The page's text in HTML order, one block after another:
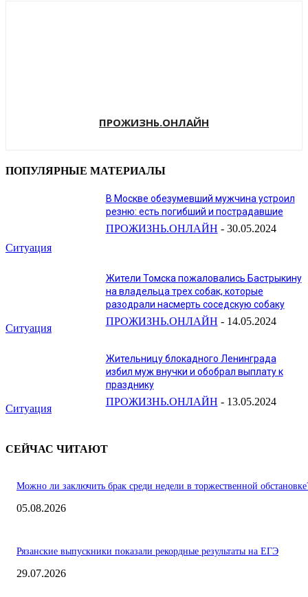
ПРОЖИЗНЬ.ОНЛАЙН
ПОПУЛЯРНЫЕ МАТЕРИАЛЫ
Ситуация
В Москве обезумевший мужчина устроил
резню: есть погибший и пострадавшие
ПРОЖИЗНЬ.ОНЛАЙН - 30.05.2024
Ситуация
Жители Томска пожаловались Бастрыкину
на владельца трех собак, которые
разодрали насмерть соседскую собаку
ПРОЖИЗНЬ.ОНЛАЙН - 14.05.2024
Ситуация
Жительницу блокадного Ленинграда
избил муж внучки и обобрал выплату к
празднику
ПРОЖИЗНЬ.ОНЛАЙН - 13.05.2024
СЕЙЧАС ЧИТАЮТ
Можно ли заключить брак среди недели в торжественной
05.08.2026
Рязанские выпускники показали рекордные результаты на ЕГЭ
29.07.2026